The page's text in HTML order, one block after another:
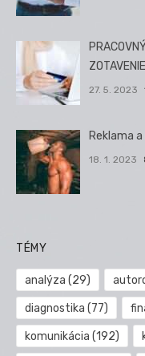
ZOTAVENIE
27. 5. 2023
Reklama
18. 1. 2023
TÉMY
analýza (29)
diagnostika (77)
komunikácia (192)